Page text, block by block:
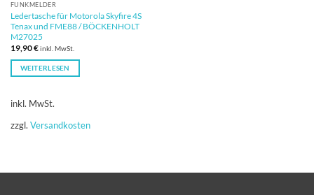
FUNKMELDER
Ledertasche für Motorola Skyfire 4S
Tenax und FME88 / BÖCKENHOLT
M27025
19,90€inkl. MwSt.
WEITERLESEN
inkl. MwSt.
zzgl. Versandkosten